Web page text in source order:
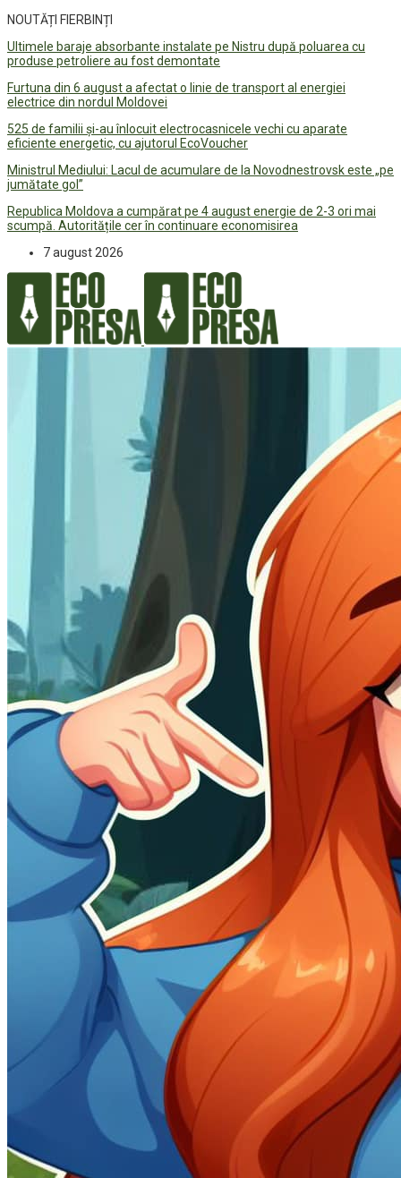
NOUTĂȚI FIERBINȚI
Ultimele baraje absorbante instalate pe Nistru după poluarea cu
produse petroliere au fost demontate
Furtuna din 6 august a afectat o linie de transport al energiei
electrice din nordul Moldovei
525 de familii și-au înlocuit electrocasnicele vechi cu aparate
eficiente energetic, cu ajutorul EcoVoucher
Ministrul Mediului: Lacul de acumulare de la Novodnestrovsk este „pe
jumătate gol”
Republica Moldova a cumpărat pe 4 august energie de 2-3 ori mai
scumpă. Autoritățile cer în continuare economisirea
7 august 2026